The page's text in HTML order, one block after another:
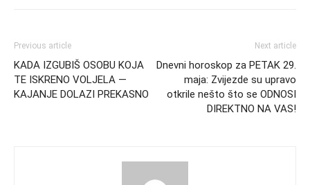
Previous article
KADA IZGUBIŠ OSOBU KOJA
TE ISKRENO VOLJELA —
KAJANJE DOLAZI PREKASNO
Next article
Dnevni horoskop za PETAK 29.
maja: Zvijezde su upravo
otkrile nešto što se ODNOSI
DIREKTNO NA VAS!